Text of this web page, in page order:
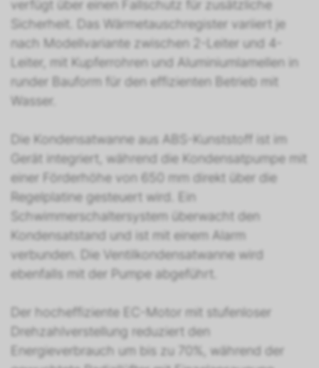
verfügt über einen Fallschutz für zusätzliche
Sicherheit. Das Wärmetauschregister variiert je
nach Modellvariante zwischen 2-Leiter und 4-
Leiter, mit Kupferrohren und Aluminiumlamellen in
runder Bauform für den effizienten Betrieb mit
Wasser.
Die Kondensatwanne aus ABS-Kunststoff ist im
Gerät integriert, während die Kondensatpumpe mit
einer Förderhöhe von 650 mm direkt über die
Regelplatine gesteuert wird. Ein
Schwimmerschaltersystem überwacht den
Kondensatstand und ist mit einem Alarm
verbunden. Die Ventilkondensatwanne wird
ebenfalls mit der Pumpe abgeführt.
Der hocheffiziente EC-Motor mit stufenloser
Drehzahlverstellung reduziert den
Energieverbrauch um bis zu 70%, während der